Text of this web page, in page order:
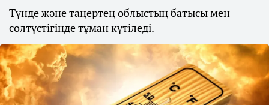
Түнде және таңертең облыстың батысы мен
солтүстігінде тұман күтіледі.